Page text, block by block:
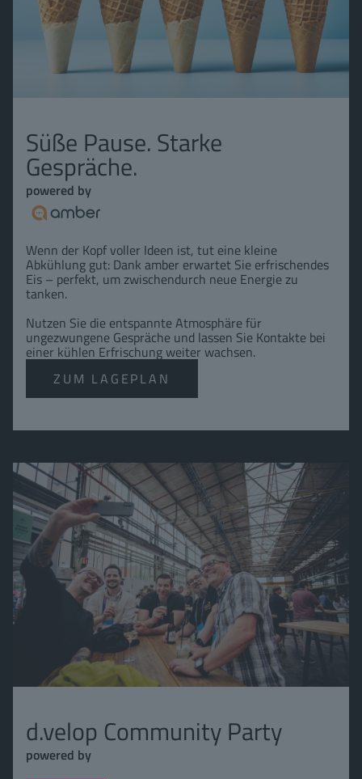
Süße Pause. Starke
Gespräche.
powered by
Wenn der Kopf voller Ideen ist, tut eine kleine
Abkühlung gut: Dank amber erwartet Sie erfrischendes
Eis – perfekt, um zwischendurch neue Energie zu
tanken.
Nutzen Sie die entspannte Atmosphäre für
ungezwungene Gespräche und lassen Sie Kontakte bei
einer kühlen Erfrischung weiter wachsen.
ZUM LAGEPLAN
d.velop Community Party
powered by